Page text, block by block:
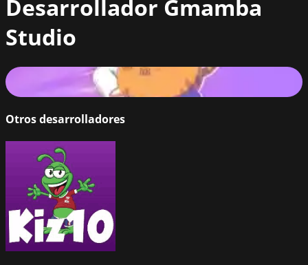
Desarrollador Gmamba
Studio
Pet healer - vet hospital
81
Otros desarrolladores